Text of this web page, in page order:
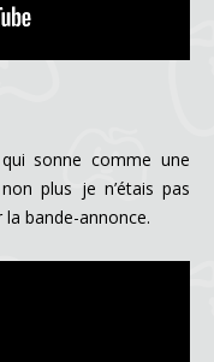
sonne comme une
plus je n’étais pas
bande-annonce.